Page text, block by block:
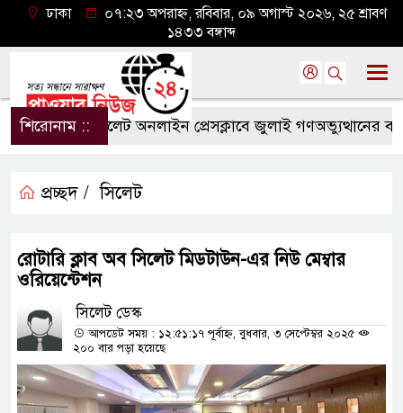
ঢাকা
০৭:২৩ অপরাহ্ন, রবিবার, ০৯ অগাস্ট ২০২৬, ২৫ শ্রাবণ
১৪৩৩ বঙ্গাব্দ
শিরোনাম ::সিলেট অনলাইন প্রেসক্লাবে জুলাই গণঅভ্যুত্থানের
প্রচ্ছদ / সিলেট
রোটারি ক্লাব অব সিলেট মিডটাউন-এর নিউ মেম্বার
ওরিয়েন্টেশন
সিলেট ডেস্ক
আপডেট সময় : ১২:৫১:১৭ পূর্বাহ্ন, বুধবার, ৩ সেপ্টেম্বর ২০২৫
২০০ বার পড়া হয়েছে